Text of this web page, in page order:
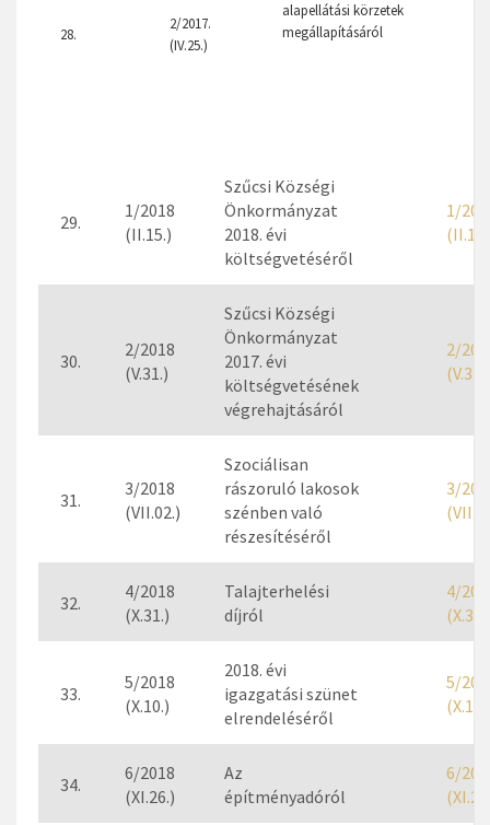
28.
2/2017.
(IV.25.)
alapellátási körzetek
megállapításáról
29.
1/2018
(II.15.)
Szűcsi Községi
Önkormányzat
2018. évi
költségvetéséről
1/
30.
2/2018
(V.31.)
Szűcsi Községi
Önkormányzat
2017. évi
költségvetésének
végrehajtásáról
2/
(V.31.)
31.
3/2018
(VII.02.)
Szociálisan
rászoruló lakosok
szénben való
részesítéséről
3/
32.
4/2018
(X.31.)
Talajterhelési
díjról
4/
(X.31.)
33.
5/2018
(X.10.)
2018. évi
igazgatási szünet
elrendeléséről
5/
(X.10.)
34.
6/2018
(XI.26.)
Az
építményadóról
6/